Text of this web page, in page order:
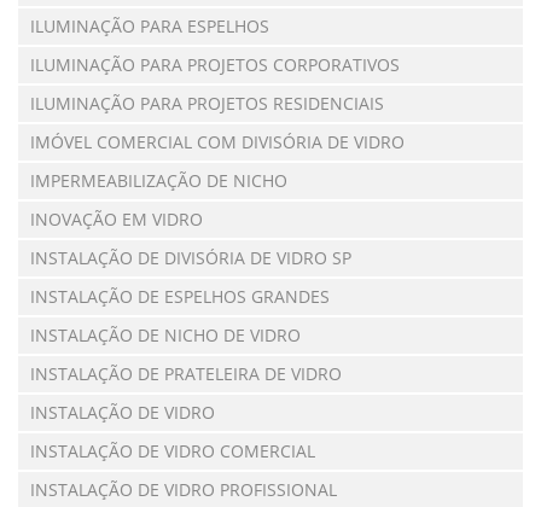
ILUMINAÇÃO PARA ESPELHOS
ILUMINAÇÃO PARA PROJETOS CORPORATIVOS
ILUMINAÇÃO PARA PROJETOS RESIDENCIAIS
IMÓVEL COMERCIAL COM DIVISÓRIA DE VIDRO
IMPERMEABILIZAÇÃO DE NICHO
INOVAÇÃO EM VIDRO
INSTALAÇÃO DE DIVISÓRIA DE VIDRO SP
INSTALAÇÃO DE ESPELHOS GRANDES
INSTALAÇÃO DE NICHO DE VIDRO
INSTALAÇÃO DE PRATELEIRA DE VIDRO
INSTALAÇÃO DE VIDRO
INSTALAÇÃO DE VIDRO COMERCIAL
INSTALAÇÃO DE VIDRO PROFISSIONAL